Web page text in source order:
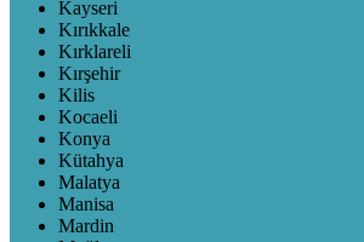
Kayseri
Kırıkkale
Kırklareli
Kırşehir
Kilis
Kocaeli
Konya
Kütahya
Malatya
Manisa
Mardin